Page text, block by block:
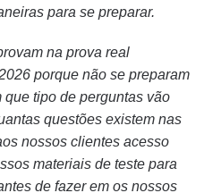
para se preparar.
na prova real
porque não se preparam
tipo de perguntas vão
questões existem nas
nossos clientes acesso
materiais de teste para
de fazer em os nossos